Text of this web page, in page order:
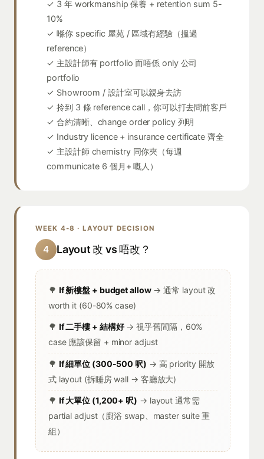
✓ 3 年 workmanship 保養 + retention sum 5-
10%
✓ 喺你 specific 屋苑 / 區域有經驗（搵過
reference）
✓ 主設計師有 portfolio 而唔係 only 公司
portfolio
✓ Showroom / 設計室可以親身去訪
✓ 拎到 3 條 reference call，你可以打去問前客戶
✓ 合約清晰、change order policy 列明
✓ Industry licence + insurance certificate 齊全
✓ 主設計師 chemistry 同你夾（每週
communicate 6 個月+ 嘅人）
WEEK 4-8 · LAYOUT DECISION
4 Layout 改 vs 唔改？
🌳 If 新樓盤 + budget allow→ 通常 layout 改
worth it (60-80% case)
🌳 If 二手樓 + 結構好→ 視乎舊間隔，60%
case 應該保留 + minor adjust
🌳 If 細單位 (300-500 呎) → 高 priority 開放
式 layout (拆睡房 wall → 客廳放大)
🌳 If 大單位 (1,200+ 呎) → layout 通常需
partial adjust（廚浴 swap、master suite 重
組）